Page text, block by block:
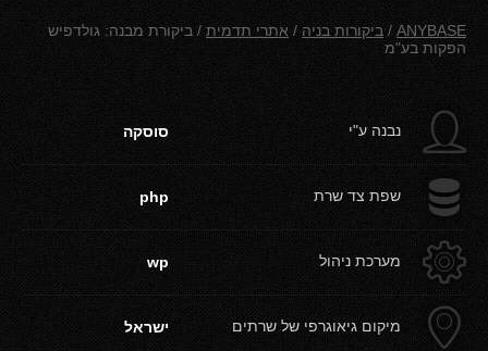
ANYBASE
/ ביקורות בניה / אתרי תדמית / ביקורת מבנה: גולדפיש
הפקות בע"מ
g נבנה ע"י סוסקה
b שפת צד שרת php
a מערכת ניהול wp
c מיקום גיאוגרפי של שרתים ישראל